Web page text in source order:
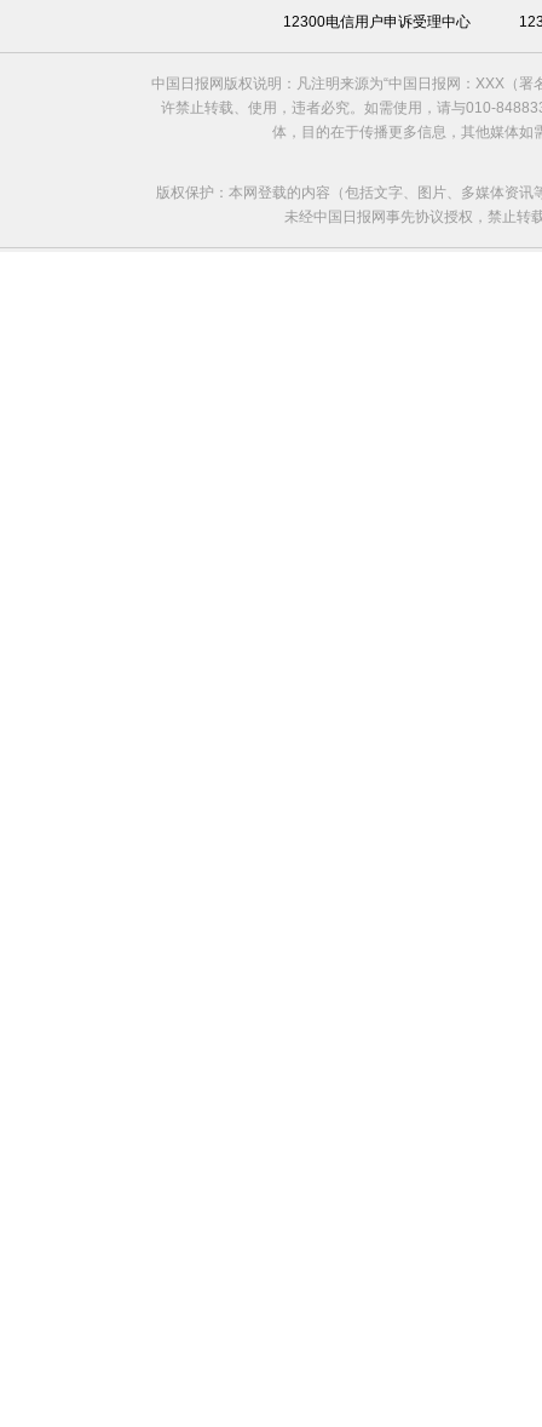
12300电信用户申诉受理中心
中国日报网版权说明：凡注明来源为“中国日报网：XXX（
许禁止转载、使用，违者必究。如需使用，请与010-
体，目的在于传播更多信息，其他媒体
版权保护：本网登载的内容（包括文字、图片、多媒体资
未经中国日报网事先协议授权，禁止转